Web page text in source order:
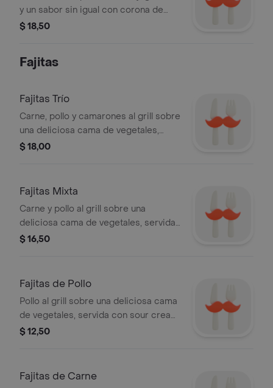
y un sabor sin igual con corona de
camarones y acompañante a elegir.
$ 18,50
Fajitas
Fajitas Trío
Carne, pollo y camarones al grill sobre
una deliciosa cama de vegetales,
servida con sour cream, guacamole y
$ 18,00
Fajitas Mixta
Carne y pollo al grill sobre una
deliciosa cama de vegetales, servida
con sour cream, guacamole y salsa
$ 16,50
Fajitas de Pollo
Pollo al grill sobre una deliciosa cama
de vegetales, servida con sour cream,
guacamole y salsa de aji acompañada
$ 12,50
Fajitas de Carne